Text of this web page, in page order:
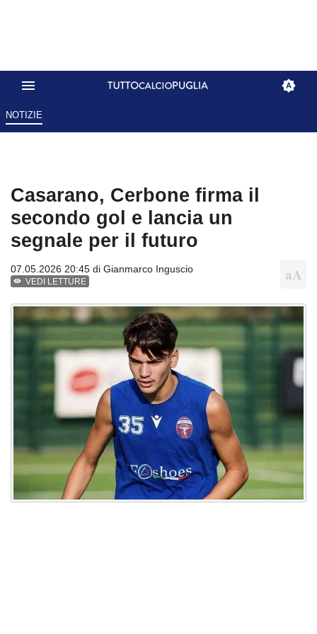
NOTIZIE
Casarano, Cerbone firma il
secondo gol e lancia un
segnale per il futuro
07.05.2026 20:45 di Gianmarco Inguscio
VEDI LETTURE